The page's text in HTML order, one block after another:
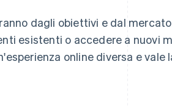
dagli obiettivi e dal
esistenti o accedere a nuovi
online diversa e vale